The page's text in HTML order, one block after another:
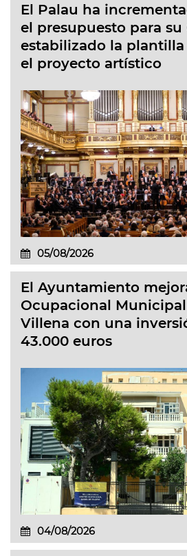
El Palau ha
el presupuesto para su
estabilizado la
el proyecto artístico
05/08/2026
El Ayuntamiento
Ocupacional
Villena con una
43.000 euros
04/08/2026